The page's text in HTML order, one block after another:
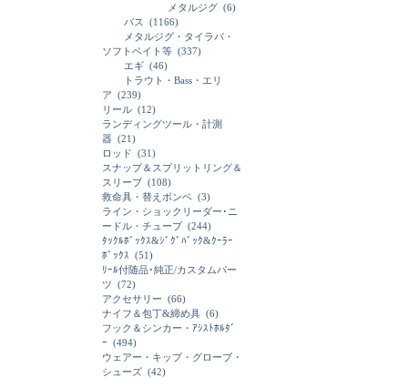
メタルジグ (6)
バス
(1166)
メタルジグ・タイラバ・
ソフトベイト等 (337)
エギ (46)
トラウト・Bass・エリ
ア (239)
リール (12)
ランディングツール・計測
器 (21)
ロッド (31)
スナップ＆スプリットリング＆
スリーブ (108)
救命具・替えボンベ (3)
ライン・ショックリーダー･ニ
ードル・チューブ (244)
ﾀｯｸﾙﾎﾞｯｸｽ&ｼﾞｸﾞﾊﾞｯｸ&ｸｰﾗｰ
ﾎﾞｯｸｽ (51)
ﾘｰﾙ付随品･純正/カスタムパー
ツ (72)
アクセサリー (66)
ナイフ＆包丁&締め具 (6)
フック＆シンカー・ｱｼｽﾄﾎﾙﾀﾞ
ｰ (494)
ウェアー・キップ・グローブ・
シューズ (42)